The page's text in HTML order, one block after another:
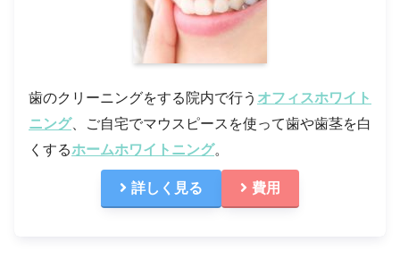
歯のクリーニングをする院内で行う オフィスホワイト
ニング、ご自宅でマウスピースを使って歯や歯茎を白
くするホームホワイトニング。
詳しく見る 費用